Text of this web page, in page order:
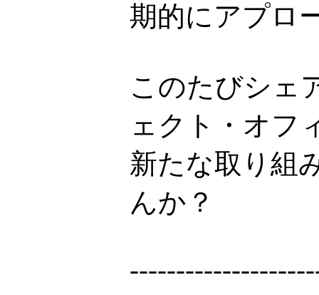
期的にアプロ
このたびシェ
ェクト・オフ
新たな取り組
んか？